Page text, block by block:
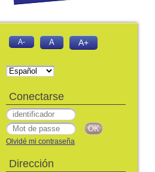
A- A A+
Conectarse
Olvidé mi contraseña
Dirección